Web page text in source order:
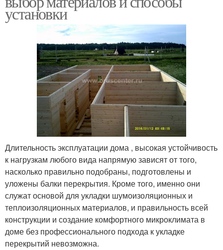
установки
Длительность эксплуатации дома , высокая устойчивость
к нагрузкам любого вида напрямую зависят от того,
насколько правильно подобраны, подготовлены и
уложены балки перекрытия. Кроме того, именно они
служат основой для укладки шумоизоляционных и
теплоизоляционных материалов, и правильность всей
конструкции и создание комфортного микроклимата в
доме без профессионального подхода к укладке
перекрытий невозможна.